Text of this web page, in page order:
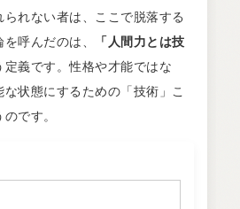
れない者は、ここで脱落する
呼んだのは、
「人間力とは技
定義です。性格や才能ではな
な状態にするための「技術」こ
です。